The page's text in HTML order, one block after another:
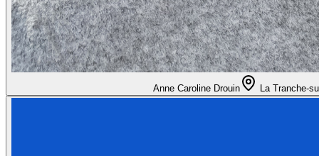
Anne Caroline Drouin La Tranche-